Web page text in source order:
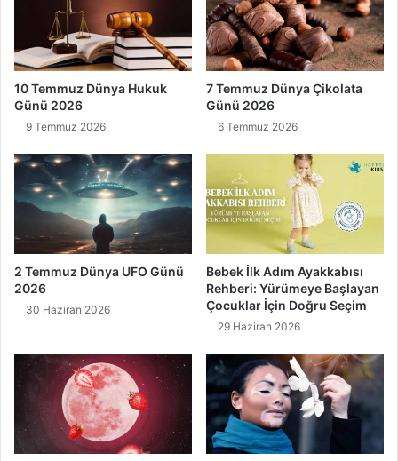
10 Temmuz Dünya Hukuk
Günü 2026
9 Temmuz 2026
7 Temmuz Dünya Çikolata
Günü 2026
6 Temmuz 2026
2 Temmuz Dünya UFO Günü
2026
30 Haziran 2026
Bebek İlk Adım Ayakkabısı
Rehberi: Yürümeye Başlayan
Çocuklar İçin Doğru Seçim
29 Haziran 2026